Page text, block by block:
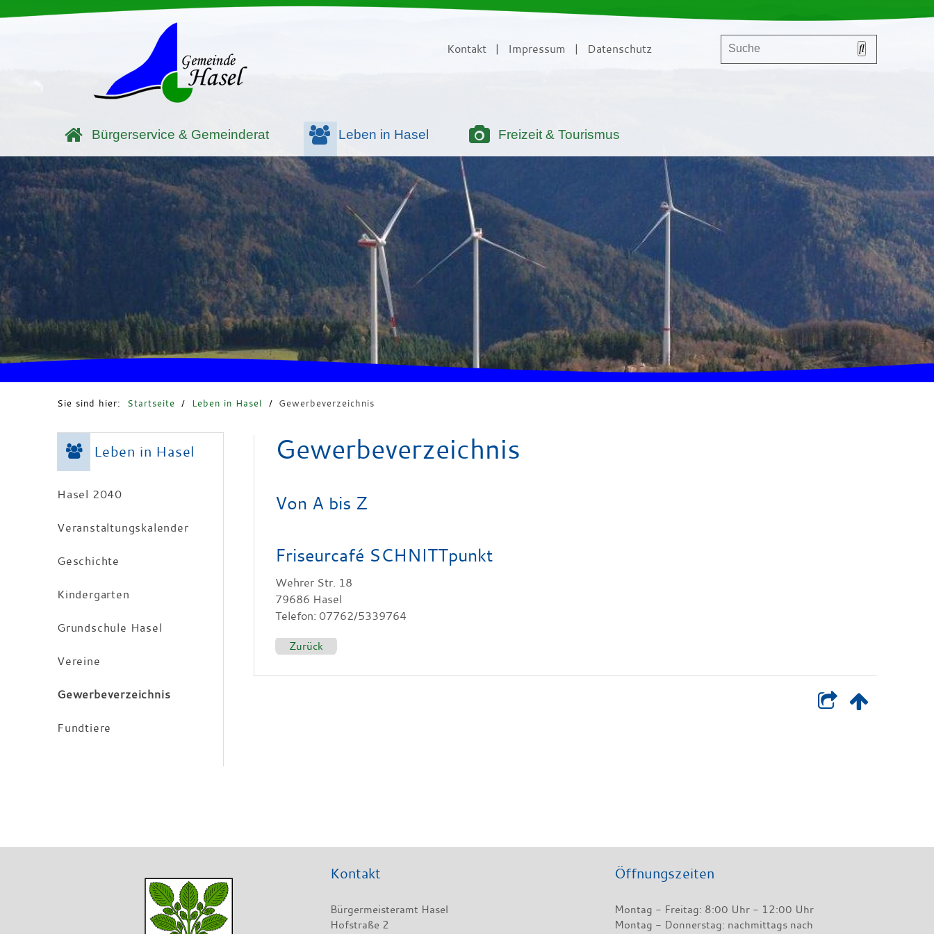
Kontakt | Impressum | Datenschutz
Bürgerservice & Gemeinderat Leben in Hasel Freizeit & Tourismus
Sie sind hier: Startseite / Leben in Hasel / Gewerbeverzeichnis
Leben in Hasel
Hasel 2040
Veranstaltungskalender
Geschichte
Kindergarten
Grundschule Hasel
Vereine
Gewerbeverzeichnis
Fundtiere
Gewerbeverzeichnis
Von A bis Z
Friseurcafé SCHNITTpunkt
Wehrer Str. 18
79686 Hasel
Telefon: 07762/5339764
Zurück
Kontakt
Bürgermeisteramt Hasel
Hofstraße 2
Öffnungszeiten
Montag - Freitag: 8:00 Uhr - 12:00 Uhr
Montag - Donnerstag: nachmittags nach